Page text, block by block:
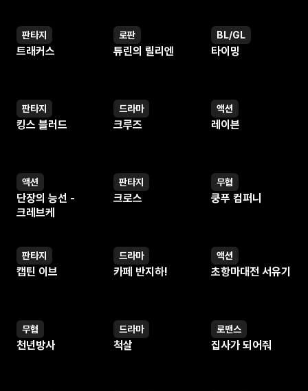
웹툰
판타지
트래커스
웹툰
로판
튜린의 릴리엔
웹툰
BL/GL
타이밍
웹툰
판타지
킹스 블러드
웹툰
드라마
크루즈
웹툰
액션
레이븐
웹툰
액션
단장의 능선 -
크레브케
웹툰
판타지
크로스
웹툰
무협
쿵푸 컴퍼니
웹툰
판타지
캡틴 이브
웹툰
드라마
카페 반지하!
웹툰
액션
초항마대전 서유기
웹툰
무협
천년방사
웹툰
드라마
척살
웹툰
로맨스
집사가 되어줘